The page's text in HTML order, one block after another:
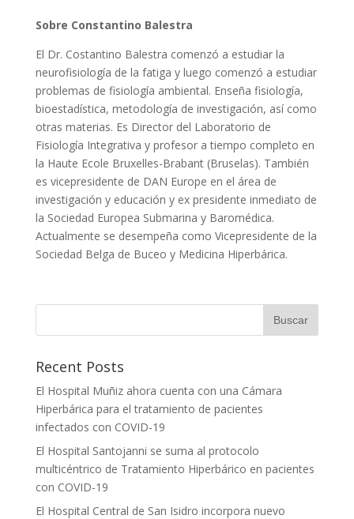
Sobre Constantino Balestra
El Dr. Costantino Balestra comenzó a estudiar la
neurofisiología de la fatiga y luego comenzó a estudiar
problemas de fisiología ambiental. Enseña fisiología,
bioestadística, metodología de investigación, así como
otras materias. Es Director del Laboratorio de
Fisiología Integrativa y profesor a tiempo completo en
la Haute Ecole Bruxelles-Brabant (Bruselas). También
es vicepresidente de DAN Europe en el área de
investigación y educación y ex presidente inmediato de
la Sociedad Europea Submarina y Baromédica.
Actualmente se desempeña como Vicepresidente de la
Sociedad Belga de Buceo y Medicina Hiperbárica.
Recent Posts
El Hospital Muñiz ahora cuenta con una Cámara
Hiperbárica para el tratamiento de pacientes
infectados con COVID-19
El Hospital Santojanni se suma al protocolo
multicéntrico de Tratamiento Hiperbárico en pacientes
con COVID-19
El Hospital Central de San Isidro incorpora nuevo